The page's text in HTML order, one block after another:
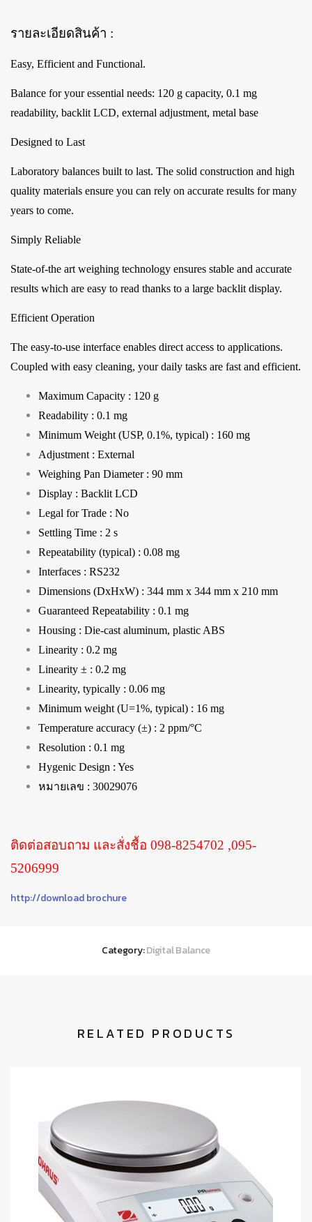
รายละเอียดสินค้า :
Easy, Efficient and Functional.
Balance for your essential needs: 120 g capacity, 0.1 mg
readability, backlit LCD, external adjustment, metal base
Designed to Last
Laboratory balances built to last. The solid construction and high
quality materials ensure you can rely on accurate results for many
years to come.
Simply Reliable
State-of-the art weighing technology ensures stable and accurate
results which are easy to read thanks to a large backlit display.
Efficient Operation
The easy-to-use interface enables direct access to applications.
Coupled with easy cleaning, your daily tasks are fast and efficient.
Maximum Capacity : 120 g
Readability : 0.1 mg
Minimum Weight (USP, 0.1%, typical) : 160 mg
Adjustment : External
Weighing Pan Diameter : 90 mm
Display : Backlit LCD
Legal for Trade : No
Settling Time : 2 s
Repeatability (typical) : 0.08 mg
Interfaces : RS232
Dimensions (DxHxW) : 344 mm x 344 mm x 210 mm
Guaranteed Repeatability : 0.1 mg
Housing : Die-cast aluminum, plastic ABS
Linearity : 0.2 mg
Linearity ± : 0.2 mg
Linearity, typically : 0.06 mg
Minimum weight (U=1%, typical) : 16 mg
Temperature accuracy (±) : 2 ppm/°C
Resolution : 0.1 mg
Hygenic Design : Yes
หมายเลข : 30029076
ติดต่อสอบถาม และสั่งชื้อ 098-8254702 ,095-
5206999
http://download brochure
Category:Digital Balance
RELATED PRODUCTS